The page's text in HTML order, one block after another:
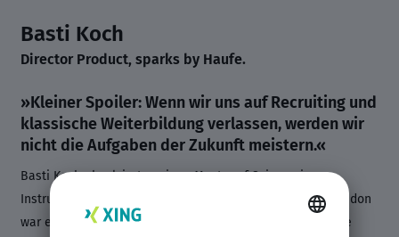
Basti Koch
Director Product, sparks by Haufe.
»Kleiner Spoiler: Wenn wir uns auf Recruiting und
klassische Weiterbildung verlassen, werden wir
nicht die Aufgaben der Zukunft meistern.«
Basti Koch absolvierte seinen Master of Science in
Instructional Design an der Florida State University. In London
war er als Instructional Designer für bekannte Kunden wie